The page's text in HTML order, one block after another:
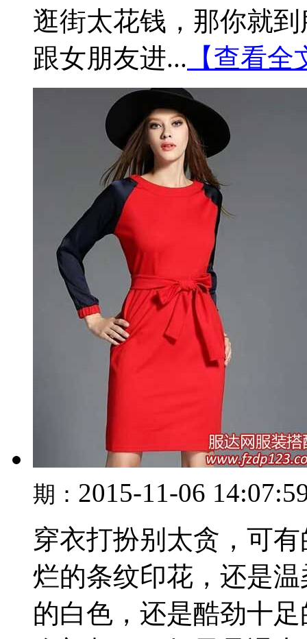
逛街太花钱，那你就
跟女朋友进... 【查看全
期： 2015-11-06
穿衣打扮别太贪，可
烂的条纹印花，还是
的白色，还是酷劲十